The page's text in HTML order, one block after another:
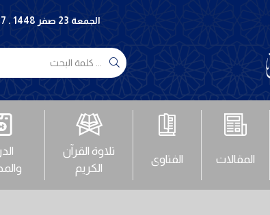
الجمعة 23 صفر 1448 . 7 أغسطس 2026
المقالات الفتاوى
تلاوة القرآن
الكريم